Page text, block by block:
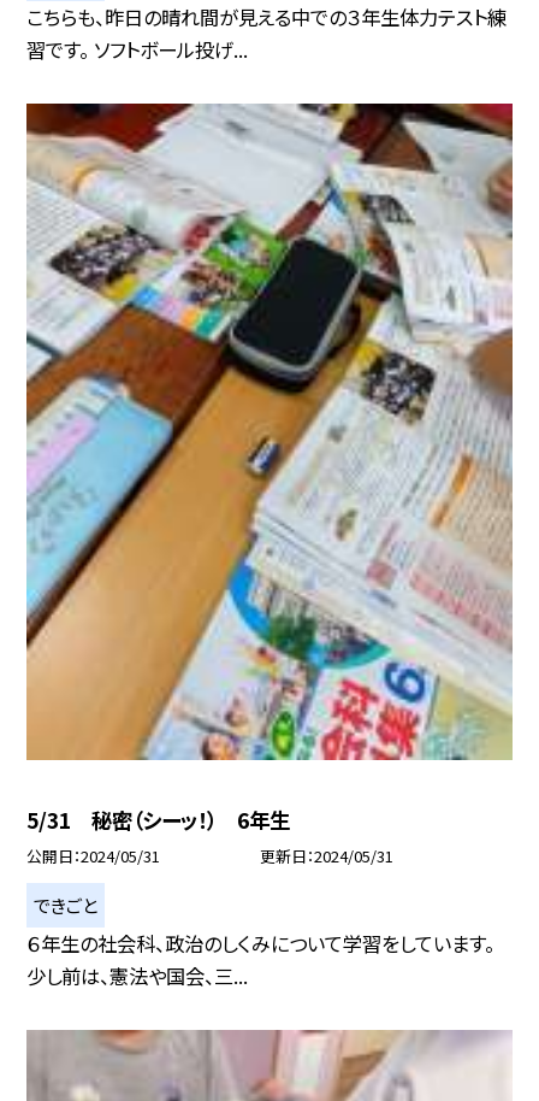
こちらも、昨日の晴れ間が見える中での３年生体力テスト練
習です。 ソフトボール投げ...
5/31 秘密（シーッ！） 6年生
公開日 2024/05/31 更新日 2024/05/31
できごと
６年生の社会科、政治のしくみについて学習をしています。
少し前は、憲法や国会、三...